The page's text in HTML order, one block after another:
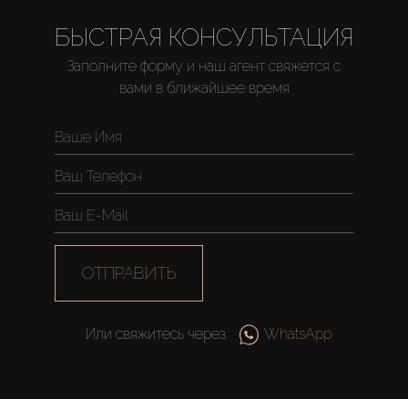
Аренда
БЫСТРАЯ КОНСУЛЬТАЦИЯ
Заполните форму и наш агент свяжется с
вами в ближайшее время
ОТПРАВИТЬ
Или свяжитесь через WhatsApp